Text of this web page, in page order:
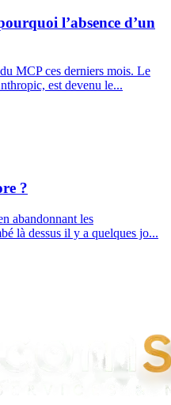
l’absence d’un
MCP ces derniers mois. Le
est devenu le...
?
abandonnant les
là dessus il y a quelques jo...